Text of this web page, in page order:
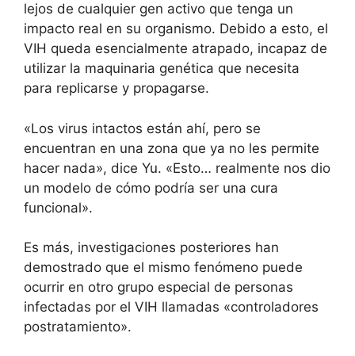
lejos de cualquier gen activo que tenga un
impacto real en su organismo. Debido a esto, el
VIH queda esencialmente atrapado, incapaz de
utilizar la maquinaria genética que necesita
para replicarse y propagarse.
«Los virus intactos están ahí, pero se
encuentran en una zona que ya no les permite
hacer nada», dice Yu. «Esto… realmente nos dio
un modelo de cómo podría ser una cura
funcional».
Es más, investigaciones posteriores han
demostrado que el mismo fenómeno puede
ocurrir en otro grupo especial de personas
infectadas por el VIH llamadas «controladores
postratamiento».